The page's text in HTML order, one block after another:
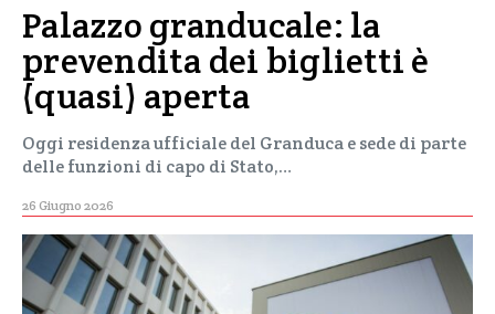
Palazzo granducale: la
prevendita dei biglietti è
(quasi) aperta
Oggi residenza ufficiale del Granduca e sede di parte
delle funzioni di capo di Stato,…
26 Giugno 2026